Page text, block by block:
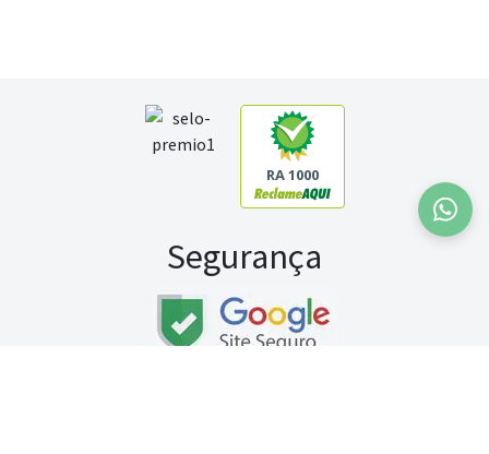
RA 1000
Segurança